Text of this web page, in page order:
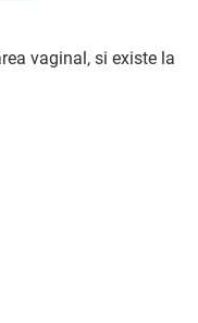
vaginal, si existe la